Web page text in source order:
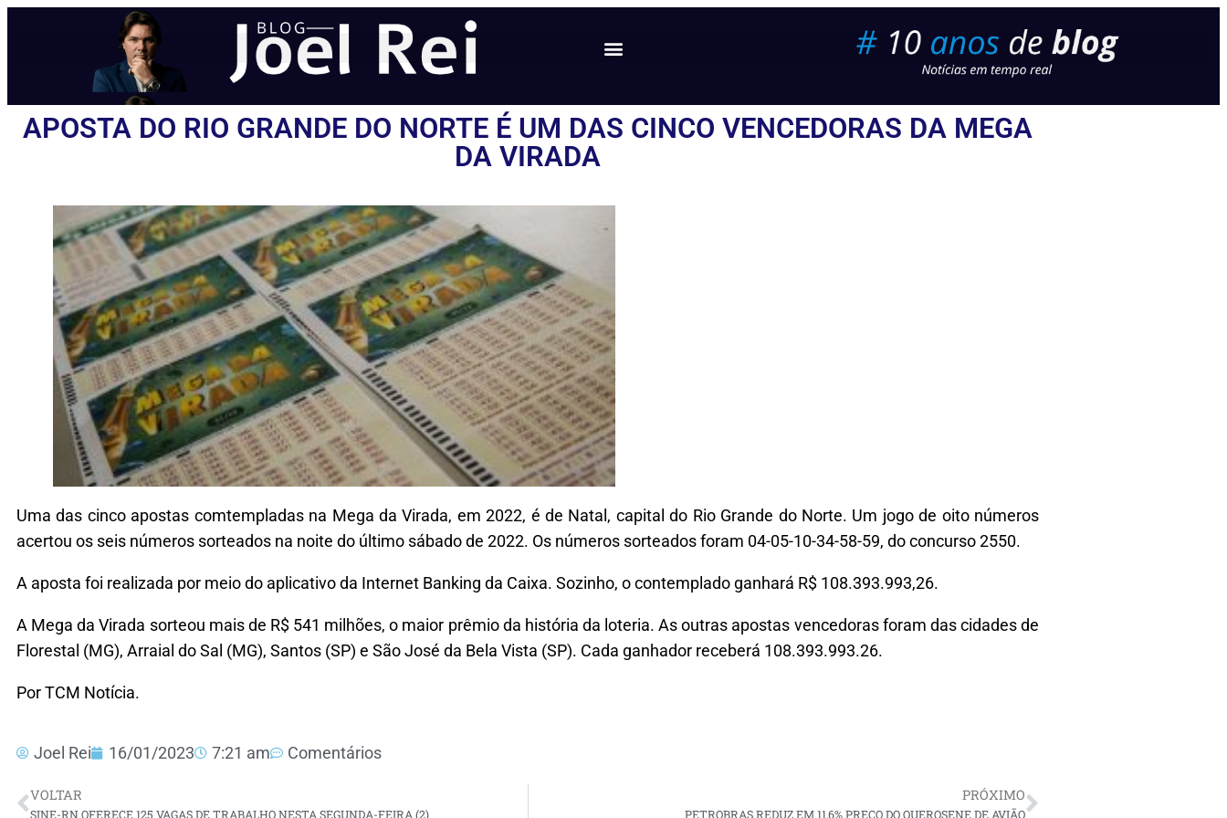
APOSTA DO RIO GRANDE DO NORTE É UM DAS CINCO VENCEDORAS DA MEGA
DA VIRADA
Uma das cinco apostas comtempladas na Mega da Virada, em 2022, é de Natal, capital do Rio Grande do Norte. Um jogo de oito números
acertou os seis números sorteados na noite do último sábado de 2022. Os números sorteados foram 04-05-10-34-58-59, do concurso 2550.
A aposta foi realizada por meio do aplicativo da Internet Banking da Caixa. Sozinho, o contemplado ganhará R$ 108.393.993,26.
A Mega da Virada sorteou mais de R$ 541 milhões, o maior prêmio da história da loteria. As outras apostas vencedoras foram das cidades de
Florestal (MG), Arraial do Sal (MG), Santos (SP) e São José da Bela Vista (SP). Cada ganhador receberá 108.393.993.26.
Por TCM Notícia.
Joel Rei 16/01/2023 7:21 am Comentários
VOLTAR
SINE-RN OFERECE 125 VAGAS DE TRABALHO NESTA SEGUNDA-FEIRA (2)
PRÓXIMO
PETROBRAS REDUZ EM 11,6% PREÇO DO QUEROSENE DE AVIÃO